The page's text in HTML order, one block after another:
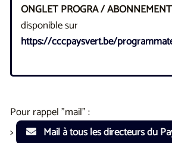
ONGLET PROGRA /
disponible sur
https://cccpaysvert.be/
Pour rappel "mail" :
>
Mail à tous les directeurs du